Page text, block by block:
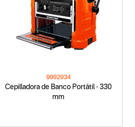
Cepilladora de Banco Portátil - 330
mm
9992934